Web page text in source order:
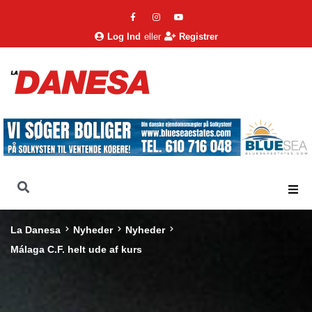
Log Ind eller Registrer
La Danesa Nyheder
Nyheder
Málaga C.F. helt ude af kurs